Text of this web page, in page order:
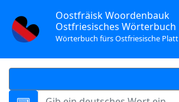
Oostfräisk Woordenbauk
Ostfriesisches Wörterbuch
Wörterbuch fürs Ostfriesische Platt